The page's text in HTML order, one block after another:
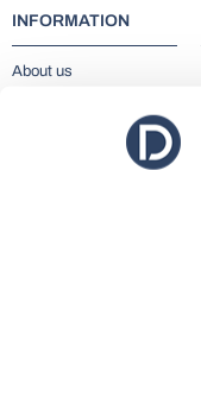
INFORMATION
About us